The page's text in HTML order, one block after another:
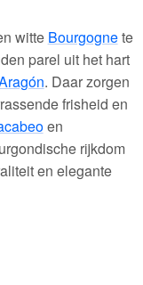
witte Bourgognete
parel uit het hart
. Daar zorgen
frisheid en
en
rijkdom
en elegante